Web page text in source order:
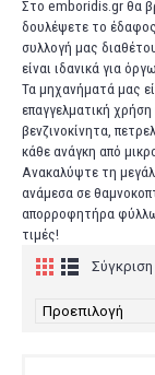
Στο emboridis.gr θα
δουλέψετε το
συλλογή μας
είναι ιδανικά για
Τα μηχανήματά μας
επαγγελματική χρήση
βενζινοκίνητα,
κάθε ανάγκη από
Ανακαλύψτε τη
ανάμεσα σε
απορροφητήρα
τιμές!